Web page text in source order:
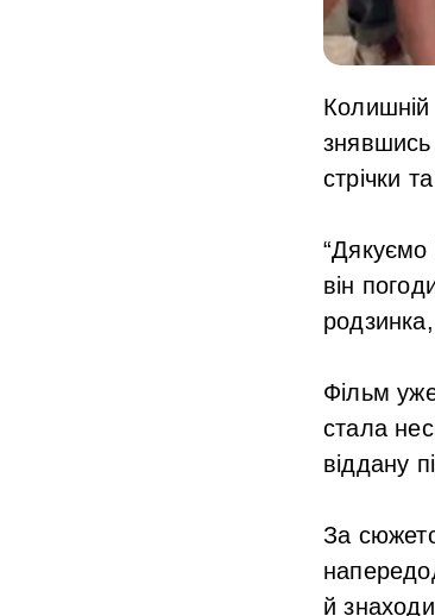
Колишній
знявшись
стрічки
він
Фільм
стала
віддану
За
й